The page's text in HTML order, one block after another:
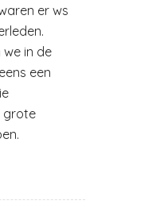
er ws
in de
een
grote